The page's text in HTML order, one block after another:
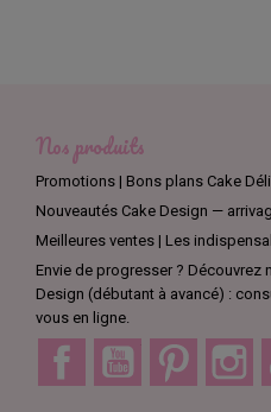
Nos produits
Promotions | Bons plans Cake
Nouveautés Cake Design —
Meilleures ventes | Les
Envie de progresser ?
Design (débutant à avancé) :
vous en ligne.
Facebook YouTube Pinterest